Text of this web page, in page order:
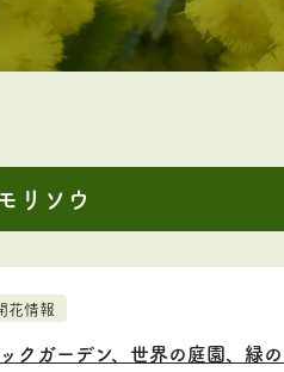
リソウ
花情報
クガーデン、世界の庭園、緑